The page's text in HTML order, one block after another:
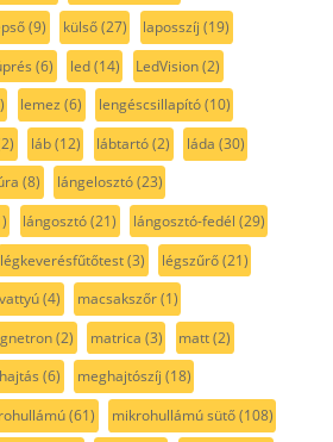
(9) külső(27) laposszíj (19)
(6) led(14) LedVision(2)
lemez (6) lengéscsillapító(10)
láb(12) lábtartó(2) láda (30)
(8) lángelosztó(23)
lángosztó(21) lángosztó-fedél (29)
légkeverésfűtőtest(3) légszűrő(21)
(4) macsakszőr(1)
(2) matrica (3) matt(2)
(6) meghajtószíj (18)
(61) mikrohullámú sütő(108)